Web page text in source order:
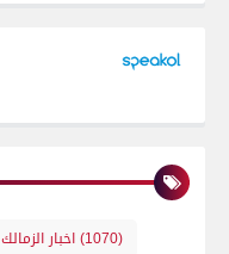
اخبار الزمالك(1070)